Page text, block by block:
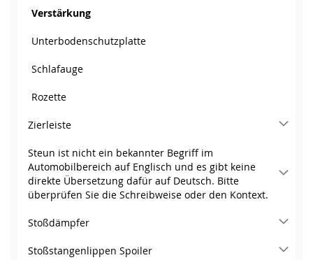
Verstärkung
Unterbodenschutzplatte
Schlafauge
Rozette
Zierleiste
Steun ist nicht ein bekannter Begriff im
Automobilbereich auf Englisch und es gibt keine
direkte Übersetzung dafür auf Deutsch. Bitte
überprüfen Sie die Schreibweise oder den Kontext.
Stoßdämpfer
Stoßstangenlippen Spoiler